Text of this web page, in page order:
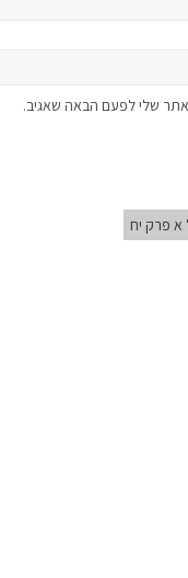
שלי לפעם הבאה שאגיב.
א פרק יח